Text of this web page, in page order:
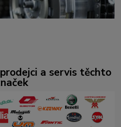
a servis těchto